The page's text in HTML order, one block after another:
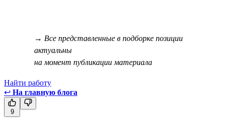
→ Все представленные в подборке позиции
актуальны
на момент публикации материала
Найти работу
↩ На главную блога
9